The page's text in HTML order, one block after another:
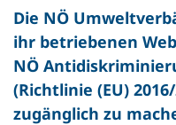
Die NÖ
ihr betriebenen
NÖ
(Richtlinie (EU)
zugänglich zu